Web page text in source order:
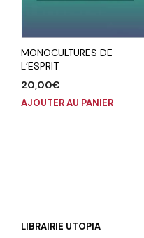
MONOCULTURES DE
L’ESPRIT
20,00€
AJOUTER AU PANIER
LIBRAIRIE UTOPIA